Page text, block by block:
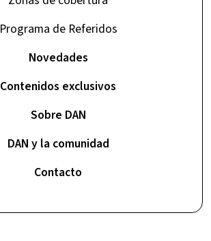
Programa de Referidos
Novedades
Contenidos exclusivos
Sobre DAN
DAN y la comunidad
Contacto